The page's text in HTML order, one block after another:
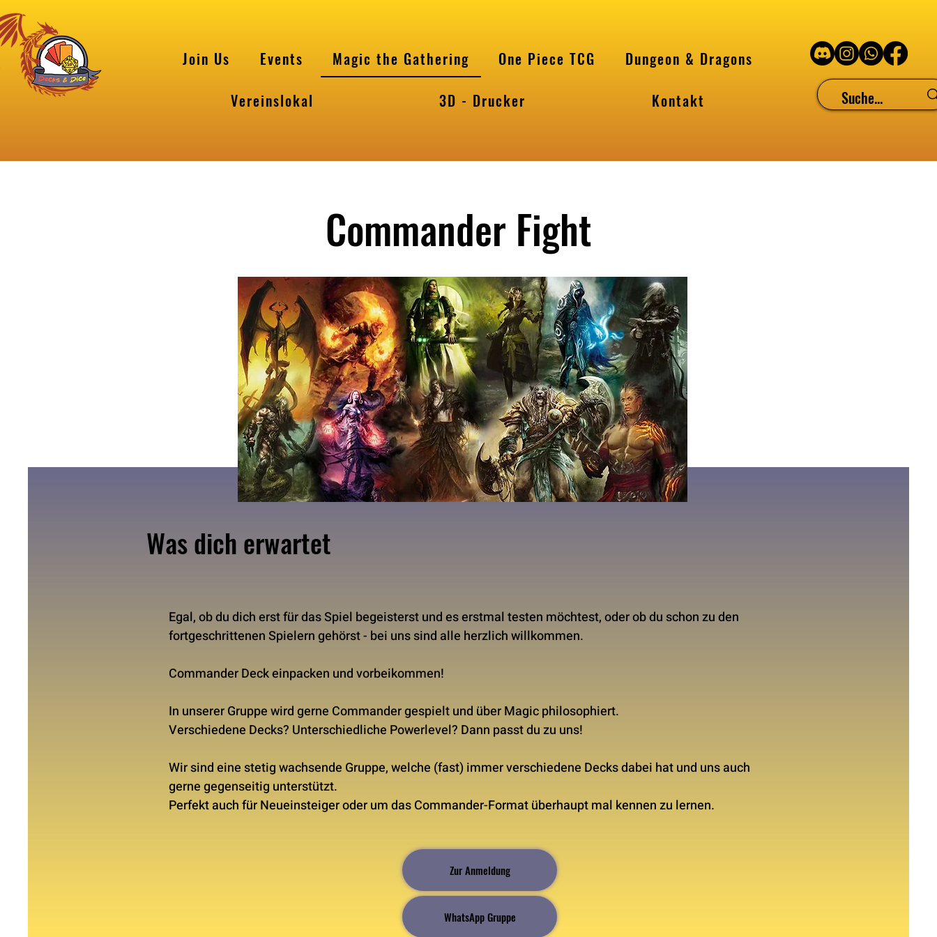
Join Us Events Magic the Gathering One Piece TCG
Dungeon & Dragons
Vereinslokal
3D - Drucker Kontakt
Commander Fight
Was dich erwartet
Egal, ob du dich erst für das Spiel begeisterst und es erstmal testen möchtest, oder ob du schon zu den
fortgeschrittenen Spielern gehörst - bei uns sind alle herzlich willkommen.
Commander Deck einpacken und vorbeikommen!
In unserer Gruppe wird gerne Commander gespielt und über Magic philosophiert.
Verschiedene Decks? Unterschiedliche Powerlevel? Dann passt du zu uns!
Wir sind eine stetig wachsende Gruppe, welche (fast) immer verschiedene Decks dabei hat und uns auch
gerne gegenseitig unterstützt.
Perfekt auch für Neueinsteiger oder um das Commander-Format überhaupt mal kennen zu lernen.
Zur Anmeldung
WhatsApp Gruppe